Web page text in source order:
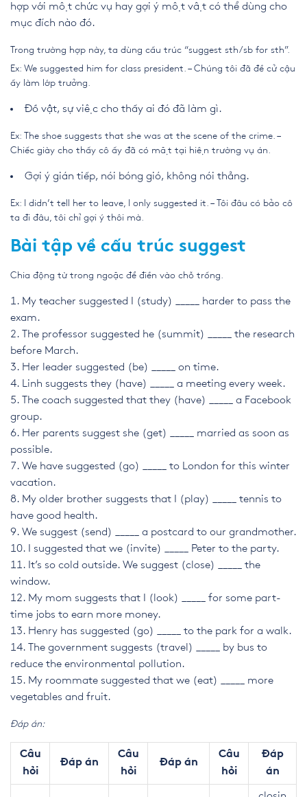
hợp với một chức vụ hay gợi ý một vật có thể dùng cho
mục đích nào đó.
Trong trường hợp này, ta dùng cấu trúc “suggest sth/sb for sth”.
Ex: We suggested him for class president. – Chúng tôi đã đề cử cậu
ấy làm lớp trưởng.
Đồ vật, sự việc cho thấy ai đó đã làm gì.
Ex: The shoe suggests that she was at the scene of the crime. –
Chiếc giày cho thấy cô ấy đã có mặt tại hiện trường vụ án.
Gợi ý gián tiếp, nói bóng gió, không nói thẳng.
Ex: I didn’t tell her to leave, I only suggested it. – Tôi đâu có bảo cô
ta đi đâu, tôi chỉ gợi ý thôi mà.
Bài tập về cấu trúc suggest
Chia động từ trong ngoặc để điền vào chỗ trống.
My teacher suggested I (study) _____ harder to pass the
exam.
The professor suggested he (summit) _____ the research
before March.
Her leader suggested (be) _____ on time.
Linh suggests they (have) _____ a meeting every week.
The coach suggested that they (have) _____ a Facebook
group.
Her parents suggest she (get) _____ married as soon as
possible.
We have suggested (go) _____ to London for this winter
vacation.
My older brother suggests that I (play) _____ tennis to
have good health.
We suggest (send) _____ a postcard to our grandmother.
I suggested that we (invite) _____ Peter to the party.
It’s so cold outside. We suggest (close) _____ the
window.
My mom suggests that I (look) _____ for some part-
time jobs to earn more money.
Henry has suggested (go) _____ to the park for a walk.
The government suggests (travel) _____ by bus to
reduce the environmental pollution.
My roommate suggested that we (eat) _____ more
vegetables and fruit.
Đáp án:
Câu
hỏi
Đáp án
Câu
hỏi
Đáp án
Câu
hỏi
Đáp
án